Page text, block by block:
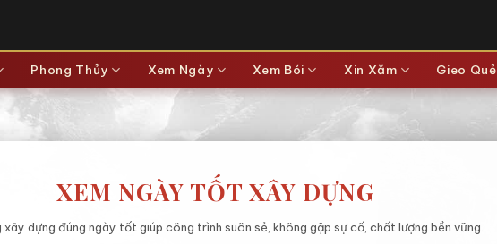
Phong Thủy Xem Ngày Xem Bói Xin Xăm Gieo Quẻ
XEM NGÀY TỐT XÂY DỰNG
xây dựng đúng ngày tốt giúp công trình suôn sẻ, không gặp sự cố, chất lượng bền vững.